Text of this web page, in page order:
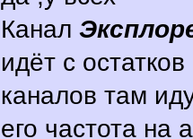
Канал
идёт с
каналов там
его частота на